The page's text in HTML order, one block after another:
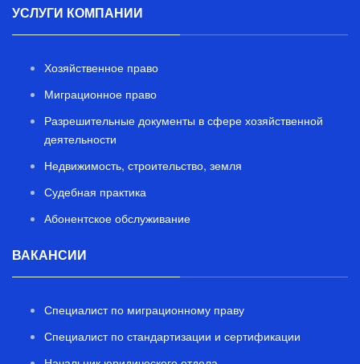
УСЛУГИ КОМПАНИИ
Хозяйственное право
Миграционное право
Разрешительные документы в сфере хозяйственной
деятельности
Недвижимость, строительство, земля
Судебная практика
Абонентское обслуживание
ВАКАНСИИ
Специалист по миграционному праву
Специалист по стандартизации и сертификации